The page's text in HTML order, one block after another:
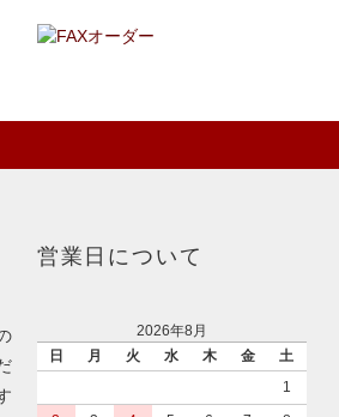
営業日について
2026年8月
日
月 火 水 木 金
土
1